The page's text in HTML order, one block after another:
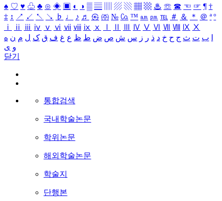
♠ ♡ ♥ ♧ ♣ ⊙ ◈ ▣ ◐ ◑ ▒ ▤ ▨ ▧ ▦ ▩ ♨ ☏ ☎ ☜ ☞ ¶ †
‡ ↕ ↗ ↙ ↖ ↘ ♭ ♩ ♪ ♬ ㉿ ㈜ № ㏇ ™ ㏂ ㏘ ℡ ＃ ＆ ＊ ＠ ª º
ⅰ
ⅱ ⅲ ⅳ ⅴ ⅵ ⅶ ⅷ ⅸ ⅹ Ⅳ Ⅴ Ⅵ Ⅶ Ⅷ Ⅸ Ⅹ
ب ت ث ج ح خ د ذ ر ز س ش ص ض ط ظ ع غ ف ق ک ل م ن ه
و ی
닫기
통합검색
국내학술논문
학위논문
해외학술논문
학술지
단행본